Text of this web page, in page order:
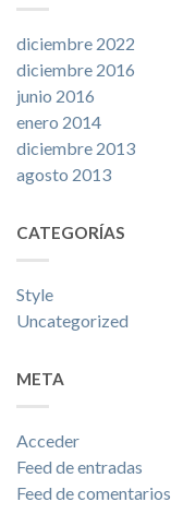
diciembre 2022
diciembre 2016
junio 2016
enero 2014
diciembre 2013
agosto 2013
CATEGORÍAS
Style
Uncategorized
META
Acceder
Feed de entradas
Feed de comentarios